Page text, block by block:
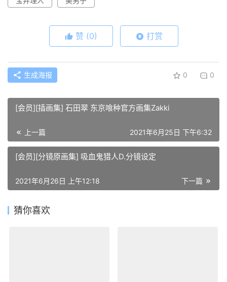
赞 (0) 打赏
生成海报 0 0
[会员][插画集] 石田翠 东京喰种官方画集Zakki
上一篇 2021年6月25日 下午6:32
[会员][分镜原画集] 吸血鬼猎人D.分镜设定
下一篇
2021年6月26日 上午12:18
猜你喜欢